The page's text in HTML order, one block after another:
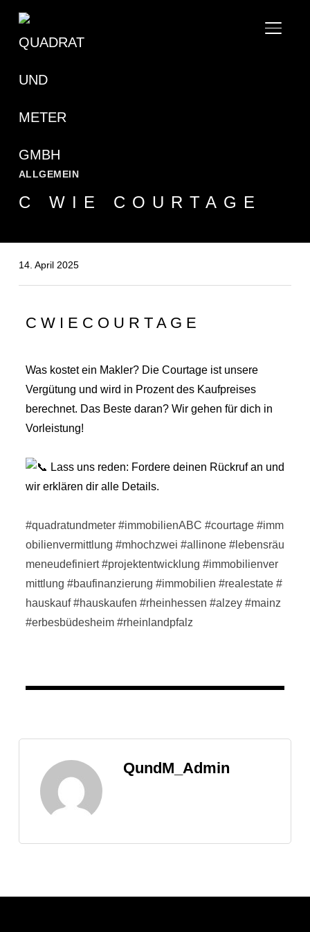
ALLGEMEIN
C WIE COURTAGE
14. April 2025
C W I E C O U R T A G E
Was kostet ein Makler? Die Courtage ist unsere
Vergütung und wird in Prozent des Kaufpreises
berechnet. Das Beste daran? Wir gehen für dich in
Vorleistung!
Lass uns reden: Fordere deinen Rückruf an und
wir erklären dir alle Details.
#quadratundmeter #immobilienABC #courtage #imm
obilienvermittlung #mhochzwei #allinone #lebensräu
meneudefiniert #projektentwicklung #immobilienver
mittlung #baufinanzierung #immobilien #realestate #
hauskauf #hauskaufen #rheinhessen #alzey #mainz
#erbesbüdesheim #rheinlandpfalz
QundM_Admin